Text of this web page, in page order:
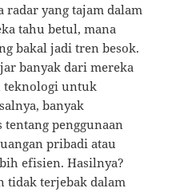
yang tajam dalam
tahu betul, mana
bakal jadi tren besok.
banyak dari mereka
teknologi untuk
banyak
penggunaan
pribadi atau
efisien. Hasilnya?
tidak terjebak dalam